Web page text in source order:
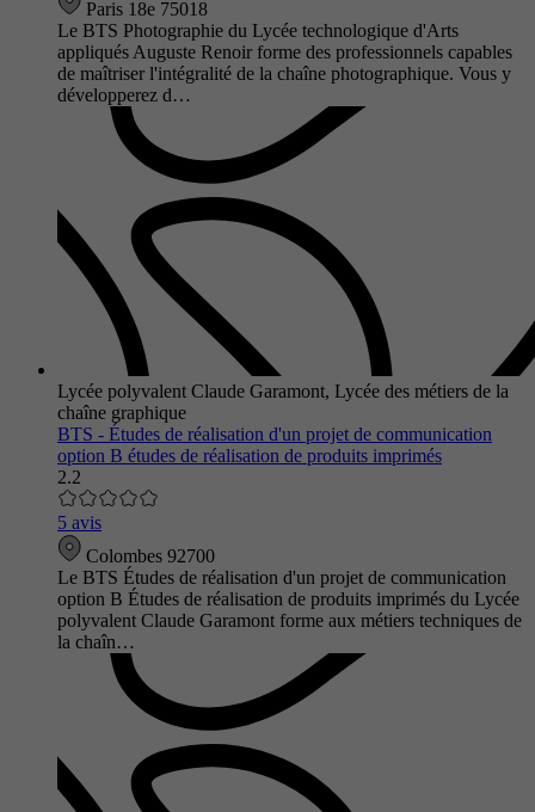
Paris 18e 75018
Le BTS Photographie du Lycée technologique d'Arts
appliqués Auguste Renoir forme des professionnels capables
de maîtriser l'intégralité de la chaîne photographique. Vous y
développerez d…
Lycée polyvalent Claude Garamont, Lycée des métiers de la
chaîne graphique
BTS - Études de réalisation d'un projet de communication
option B études de réalisation de produits imprimés
2.2
5 avis
Colombes 92700
Le BTS Études de réalisation d'un projet de communication
option B Études de réalisation de produits imprimés du Lycée
polyvalent Claude Garamont forme aux métiers techniques de
la chaîn…